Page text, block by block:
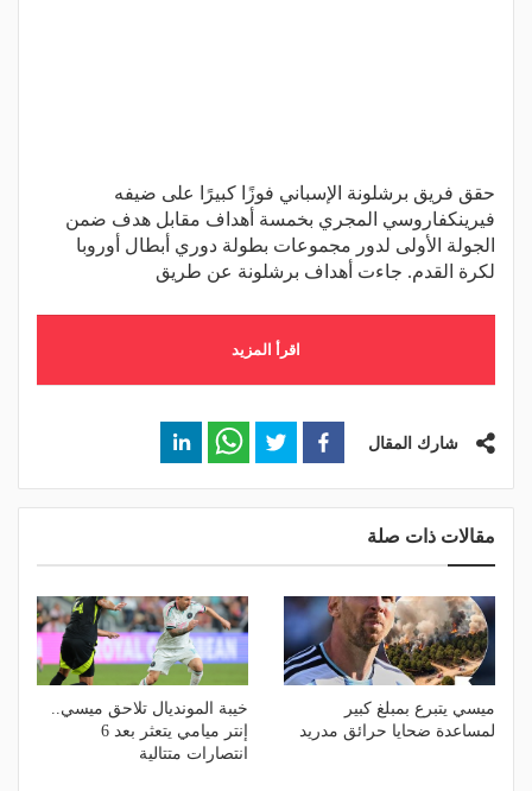
حقق فريق برشلونة الإسباني فوزًا كبيرًا على ضيفه
فيرينكفاروسي المجري بخمسة أهداف مقابل هدف ضمن
الجولة الأولى لدور مجموعات بطولة دوري أبطال أوروبا
لكرة القدم. جاءت أهداف برشلونة عن طريق
اقرأ المزيد
شارك المقال
مقالات ذات صلة
ميسي يتبرع بمبلغ كبير
لمساعدة ضحايا حرائق مدريد
خيبة المونديال تلاحق ميسي..
إنتر ميامي يتعثر بعد 6
انتصارات متتالية